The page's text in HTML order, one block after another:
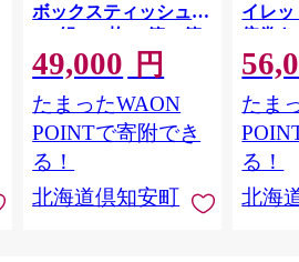
ボックスティッシュ
200組 400枚 15箱 (5箱
×3) BOX 日本製 まと
め買い ティッシュ リ
サイクル 長持 防災 常
備品 日用雑貨 消耗品
生活必需品 備蓄 ペー
パー 紙 北海道 倶知安
町 日用品
49,000 円
たまったWAON
POINTで寄附でき
る！
北海道倶知安町
イレッ
倍巻
36ロ
パック
買い
常備品
ット
日用品
北海道
たま
る！
北海